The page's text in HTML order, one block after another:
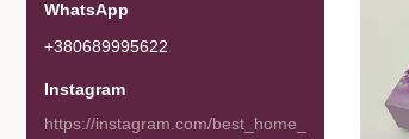
+380689995622
Instagram
https://instagram.com/best_home_goods